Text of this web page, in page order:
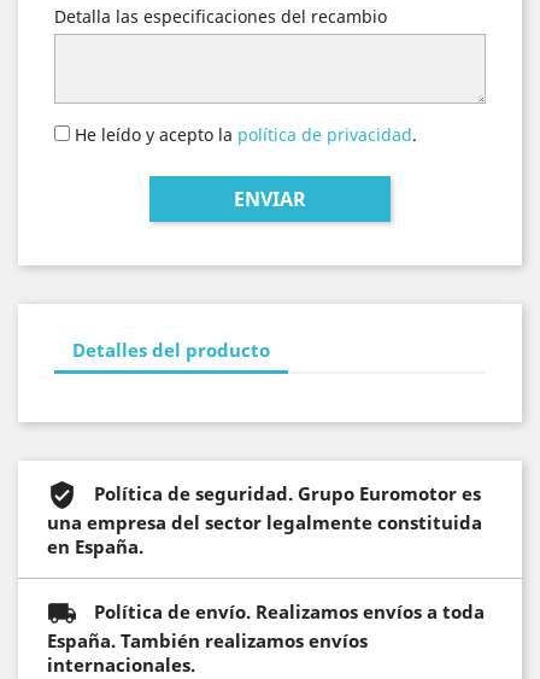
Detalla las especificaciones del recambio
He leído y acepto la política de privacidad.
Detalles del producto
Política de seguridad. Grupo Euromotor es
una empresa del sector legalmente constituida
en España.
Política de envío. Realizamos envíos a toda
España. También realizamos envíos
internacionales.